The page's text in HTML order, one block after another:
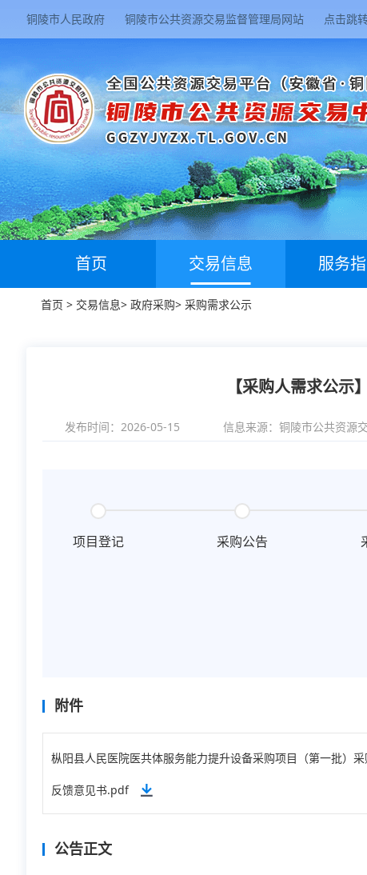
铜陵市人民政府 铜陵市公共资源交易监督管理局网站 点击跳
首页 交易信息 服务
首页 > 交易信息> 政府采购> 采购需求公示
【采购人需求公
发布时间：2026-05-15 信息来源： 铜陵市公共资源
项目登记 采购公告
附件
枞阳县人民医院医共体服务能力提升设备采购项目（第一批）
反馈意见书.pdf
公告正文